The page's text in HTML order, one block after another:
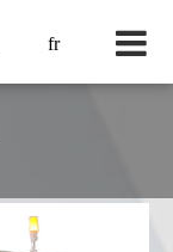
fr